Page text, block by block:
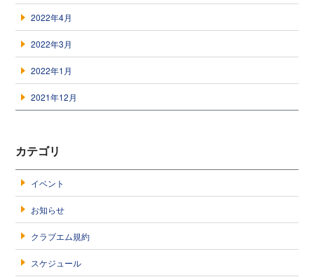
2022年4月
2022年3月
2022年1月
2021年12月
カテゴリ
イベント
お知らせ
クラブエム規約
スケジュール